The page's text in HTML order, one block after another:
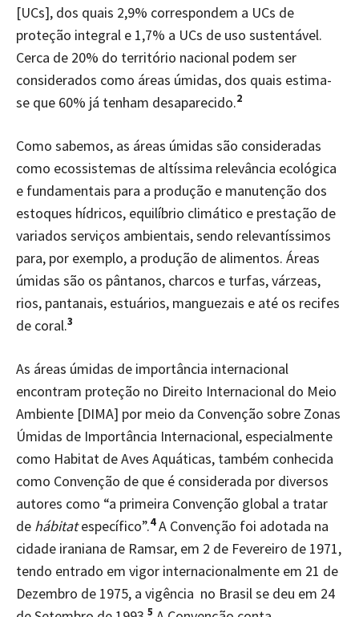
[UCs], dos quais 2,9% correspondem a UCs de
proteção integral e 1,7% a UCs de uso sustentável.
Cerca de 20% do território nacional podem ser
considerados como áreas úmidas, dos quais estima-
se que 60% já tenham desaparecido.2
Como sabemos, as áreas úmidas são consideradas
como ecossistemas de altíssima relevância ecológica
e fundamentais para a produção e manutenção dos
estoques hídricos, equilíbrio climático e prestação de
variados serviços ambientais, sendo relevantíssimos
para, por exemplo, a produção de alimentos. Áreas
úmidas são os pântanos, charcos e turfas, várzeas,
rios, pantanais, estuários, manguezais e até os recifes
de coral.3
As áreas úmidas de importância internacional
encontram proteção no Direito Internacional do Meio
Ambiente [DIMA] por meio da Convenção sobre Zonas
Úmidas de Importância Internacional, especialmente
como Habitat de Aves Aquáticas, também conhecida
como Convenção de que é considerada por diversos
autores como “a primeira Convenção global a tratar
de hábitatespecífico”.4A Convenção foi adotada na
cidade iraniana de Ramsar, em 2 de Fevereiro de 1971,
tendo entrado em vigor internacionalmente em 21 de
Dezembro de 1975, a vigência no Brasil se deu em 24
5